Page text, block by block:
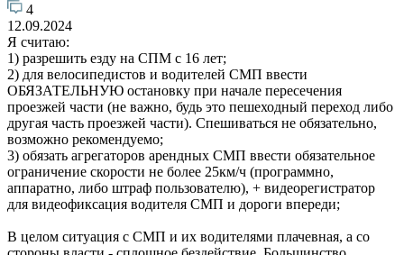
4
12.09.2024
Я считаю:
1) разрешить езду на СПМ с 16 лет;
2) для велосипедистов и водителей СМП ввести
ОБЯЗАТЕЛЬНУЮ остановку при начале пересечения
проезжей части (не важно, будь это пешеходный переход либо
другая часть проезжей части). Спешиваться не обязательно,
возможно рекомендуемо;
3) обязать агрегаторов арендных СМП ввести обязательное
ограничение скорости не более 25км/ч (программно,
аппаратно, либо штраф пользователю), + видеорегистратор
для видеофиксация водителя СМП и дороги впереди;
В целом ситуация с СМП и их водителями плачевная, а со